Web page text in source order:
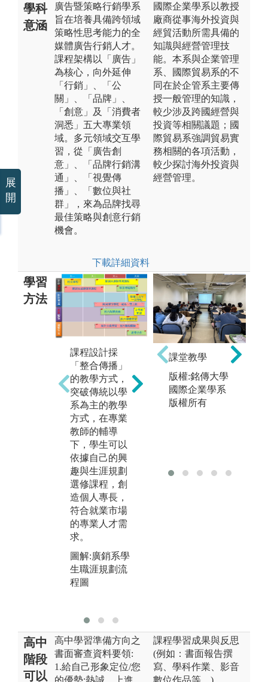
學科
意涵
廣告暨策略行銷學系
旨在培養具備跨領域
策略性思考能力的全
媒體廣告行銷人才。
課程架構以「廣告」
為核心，向外延伸
「行銷」、「公
關」、「品牌」、
「創意」及「消費者
洞悉」五大專業領
域。多元領域交互學
習，從「廣告創
意」、「品牌行銷溝
通」、「視覺傳
播」、「數位與社
群」，來為品牌找尋
最佳策略與創意行銷
機會。
下載詳細資料
國際企業學系以教授
廠商從事海外投資與
經貿活動所需具備的
知識與經營管理技
能。本系與企業管理
系、國際貿易系的不
同在於企管系主要傳
授一般管理的知識，
較少涉及跨國經營與
投資等相關議題；國
際貿易系強調貿易實
務相關的各項活動，
較少探討海外投資與
經營管理。
學習
方法
課程設計採
「整合傳播」
的教學方式，
突破傳統以學
系為主的教學
方式，在專業
教師的輔導
下，學生可以
依據自己的興
趣與生涯規劃
選修課程，創
造個人專長，
符合就業市場
的專業人才需
求。
圖解:廣銷系學
生職涯規劃流
程圖
提供多元化學
習資源：(1)擁
有專業攝影技
巧的實作空
間，並提供影
像創作、廣告
訓練學生公關
課堂教學
版權:銘傳大學
國際企業學系
版權所有
高中
階段
可以
高中學習準備方向之
書面審查資料要領:
1.給自己形象定位/您
的優勢:熱誠、上進、
課程學習成果與反思
(例如：書面報告撰
寫、學科作業、影音
數位作品等。)
展
開